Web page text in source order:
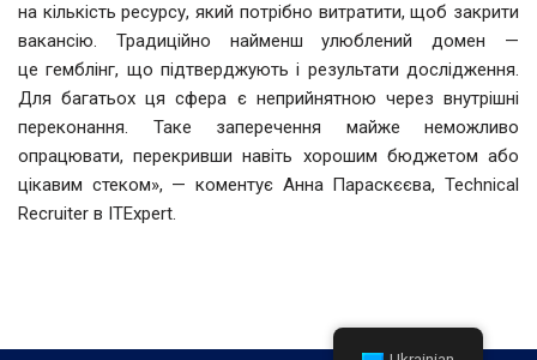
на кількість ресурсу, який потрібно витратити, щоб закрити
вакансію. Традиційно найменш улюблений домен —
це гемблінг, що підтверджують і результати дослідження.
Для багатьох ця сфера є неприйнятною через внутрішні
переконання. Таке заперечення майже неможливо
опрацювати, перекривши навіть хорошим бюджетом або
цікавим стеком», — коментує Анна Параскєєва, Technical
Recruiter в ITExpert.